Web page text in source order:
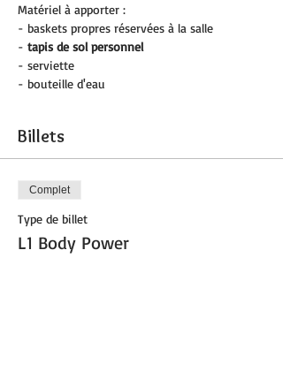
Matériel à apporter :
- baskets propres réservées à la salle
- tapis de sol personnel
- serviette
- bouteille d'eau
Billets
Complet
Type de billet
L1 Body Power